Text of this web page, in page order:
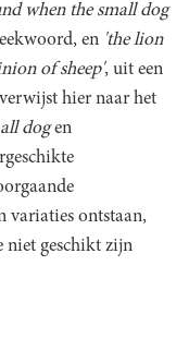
when the small dog
en 'the lion
of sheep', uit een
hier naar het
dogen
variaties ontstaan,
niet geschikt zijn